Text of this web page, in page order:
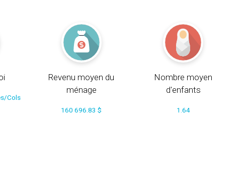
Cols
Revenu moyen du
ménage
160 696.83 $
Nombre moyen
d'enfants
1.64